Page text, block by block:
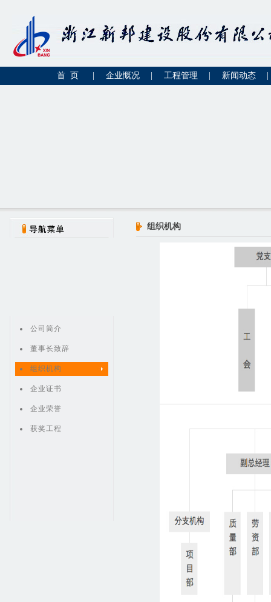
首 页 企业慨况 工程管理 新闻动态
公司简介
董事长致辞
组织机构
企业证书
企业荣誉
获奖工程
组织机构